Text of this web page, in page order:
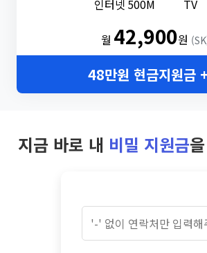
인터넷 500M TV
월 42,900원
48만원 현금지원금
지금 바로 내 비밀 지원금